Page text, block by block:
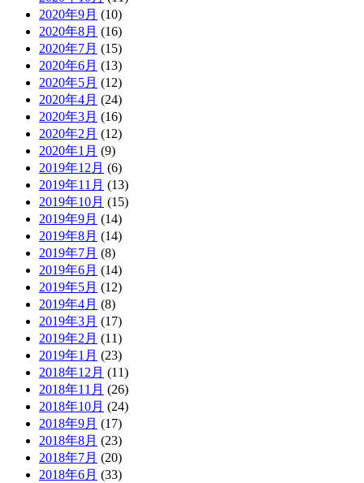
2020年9月 (10)
2020年8月 (16)
2020年7月 (15)
2020年6月 (13)
2020年5月 (12)
2020年4月 (24)
2020年3月 (16)
2020年2月 (12)
2020年1月 (9)
2019年12月 (6)
2019年11月 (13)
2019年10月 (15)
2019年9月 (14)
2019年8月 (14)
2019年7月 (8)
2019年6月 (14)
2019年5月 (12)
2019年4月 (8)
2019年3月 (17)
2019年2月 (11)
2019年1月 (23)
2018年12月 (11)
2018年11月 (26)
2018年10月 (24)
2018年9月 (17)
2018年8月 (23)
2018年7月 (20)
2018年6月 (33)